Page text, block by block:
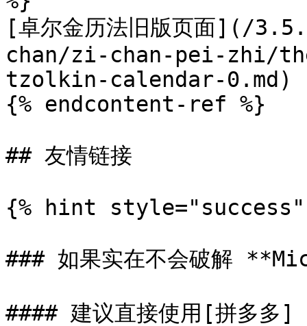
[卓尔金历法旧版页面](/
chan/zi-chan-pei-zhi/
tzolkin-calendar-0.md)
{% endcontent-ref %}
## 友情链接
{% hint style="success"
### 如果实在不会破解
#### 建议直接使用[拼多多]